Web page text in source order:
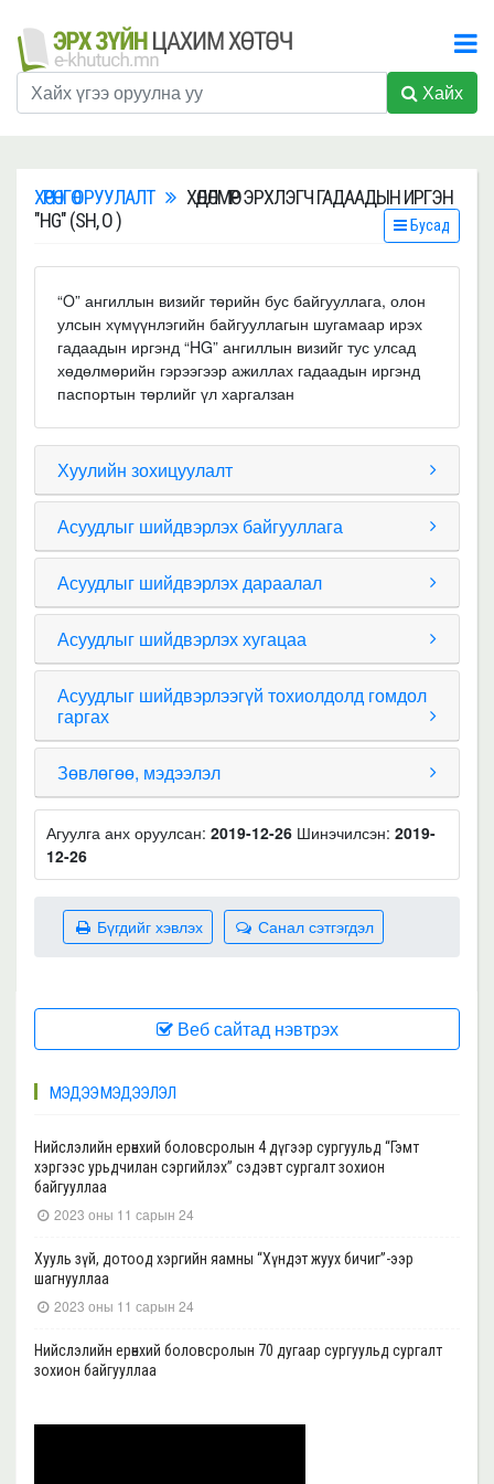
Хайх
ХӨРӨНГӨ ОРУУЛАЛТ
ХӨДӨЛМӨР ЭРХЛЭГЧ ГАДААДЫН ИРГЭН
"HG" (SH, O )
Бусад
“O” ангиллын визийг төрийн бус байгууллага, олон
улсын хүмүүнлэгийн байгууллагын шугамаар ирэх
гадаадын иргэнд “HG” ангиллын визийг тус улсад
хөдөлмөрийн гэрээгээр ажиллах гадаадын иргэнд
паспортын төрлийг үл харгалзан
Хуулийн зохицуулалт
Асуудлыг шийдвэрлэх байгууллага
Асуудлыг шийдвэрлэх дараалал
Асуудлыг шийдвэрлэх хугацаа
Асуудлыг шийдвэрлээгүй тохиолдолд гомдол
гаргах
Зөвлөгөө, мэдээлэл
Агуулга анх оруулсан: 2019-12-26 Шинэчилсэн: 2019-
12-26
Санал сэтгэгдэл
Бүгдийг хэвлэх
Веб сайтад нэвтрэх
МЭДЭЭ МЭДЭЭЛЭЛ
Нийслэлийн ерөнхий боловсролын 4 дүгээр сургуульд “Гэмт
хэргээс урьдчилан сэргийлэх” сэдэвт сургалт зохион
байгууллаа
2023 оны 11 сарын 24
Хууль зүй, дотоод хэргийн яамны “Хүндэт жуух бичиг”-ээр
шагнууллаа
2023 оны 11 сарын 24
Нийслэлийн ерөнхий боловсролын 70 дугаар сургуульд сургалт
зохион байгууллаа